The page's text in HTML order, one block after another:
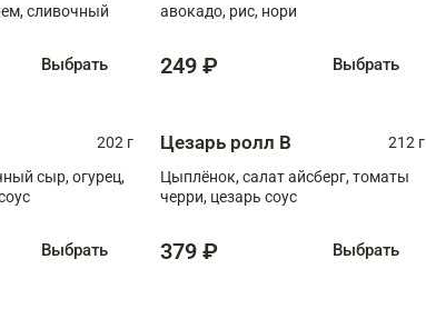
сливочный
Выбрать
авокадо, рис, нори
249 ₽ Выбрать
202 г
сыр, огурец,
Выбрать
Цезарь ролл В
212 г
Цыплёнок, салат айсберг, томаты
черри, цезарь соус
379 ₽ Выбрать